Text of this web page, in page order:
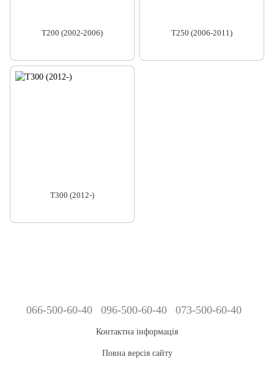
T200 (2002-2006) T250 (2006-2011)
T300 (2012-)
066-500-60-40 096-500-60-40 073-500-60-40
Контактна інформація
Повна версія сайту